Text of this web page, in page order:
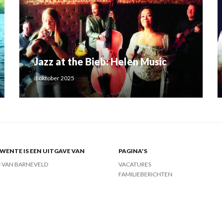
Jazz at the Bieb: Helen Music
3 oktober 2025
IS EEN UITGAVE VAN
VAN BARNEVELD
PAGINA'S
VACATURES
FAMILIEBERICHTEN